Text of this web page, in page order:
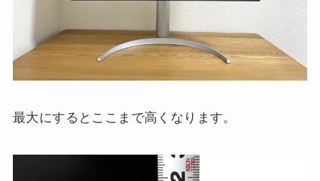
最大にするとここまで高くなります。